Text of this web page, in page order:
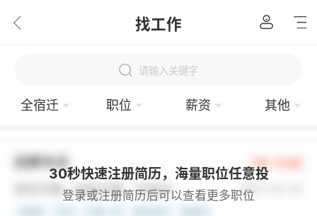
找工作
请输入关键字
全宿迁 职位 薪资 其他
30秒快速注册简历，海量职位任意投
登录或注册简历后可以查看更多职位